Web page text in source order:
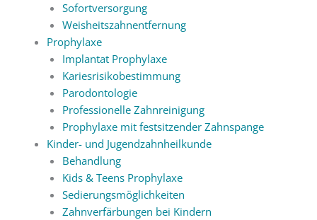
Sofortversorgung
Weisheitszahnentfernung
Prophylaxe
Implantat Prophylaxe
Kariesrisikobestimmung
Parodontologie
Professionelle Zahnreinigung
Prophylaxe mit festsitzender Zahnspange
Kinder- und Jugendzahnheilkunde
Behandlung
Kids & Teens Prophylaxe
Sedierungsmöglichkeiten
Zahnverfärbungen bei Kindern